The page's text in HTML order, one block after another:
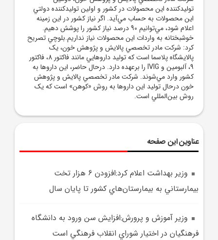
توليدکننده اين محصولات در کشور و اولين توليدکننده دولتي
اين محصولات به حساب مي‌آيد. اگر نياز کشور در اين زمينه
اعلام شود، مي‌توانيم 90 درصد نياز کشور را پوشش دهيم.
خوشبختانه به واردات اين محصولات نياز نداريم.بلوچي تصريح
کرد: شرکت مادر تخصصي پالايش و پژوهش خون، يک
پالايشگاه پلاسما است که توليد داروهايي مانند فاکتور 8، فاکتور
9، آلبومين و IVIG را برعهده دارد. درحال حاضر، اين داروها به
کشور وارد مي‌شوند. شرکت مادر تخصصي پالايش و پژوهش
خون درحال توليد اين داروها به روش «کوهن» است که يک
روش بين‌المللي است.
عناوین این صفحه
وزير بهداشت اعلام کرد:افزودن 6 هزار تخت
بيمارستاني به بيمارستان‌هاي کشور تا پايان سال
وزير آموزش و پرورش:افزايش سن ورود به دانشگاه
فرهنگيان در اختيار شوراي انقلاب فرهنگي است